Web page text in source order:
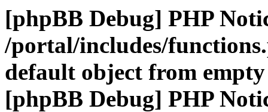
[phpBB Debug] PHP
/portal/includes/
default object from
[phpBB Debug] PHP